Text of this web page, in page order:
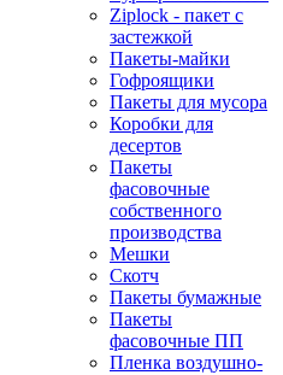
Ziplock - пакет с
застежкой
Пакеты-майки
Гофроящики
Пакеты для мусора
Коробки для
десертов
Пакеты
фасовочные
собственного
производства
Мешки
Скотч
Пакеты бумажные
Пакеты
фасовочные ПП
Пленка воздушно-